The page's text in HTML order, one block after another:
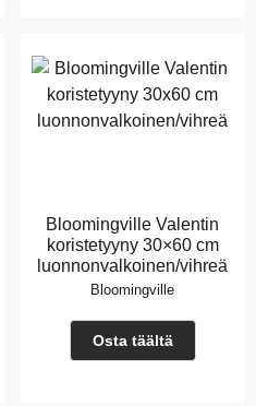
Bloomingville Valentin
koristetyyny 30×60 cm
luonnonvalkoinen/vihreä
Bloomingville
Osta täältä